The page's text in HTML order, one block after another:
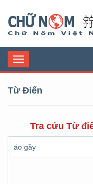
Toggle
navigation
Từ Điển
Tra cứu Từ